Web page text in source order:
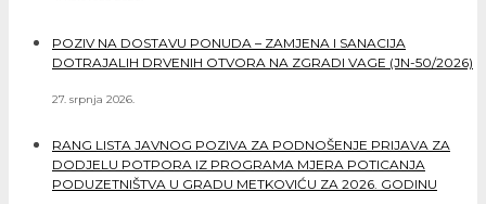
POZIV NA DOSTAVU PONUDA – ZAMJENA I SANACIJA
DOTRAJALIH DRVENIH OTVORA NA ZGRADI VAGE (JN-50/2026)
27. srpnja 2026.
RANG LISTA JAVNOG POZIVA ZA PODNOŠENJE PRIJAVA ZA
DODJELU POTPORA IZ PROGRAMA MJERA POTICANJA
PODUZETNIŠTVA U GRADU METKOVIĆU ZA 2026. GODINU